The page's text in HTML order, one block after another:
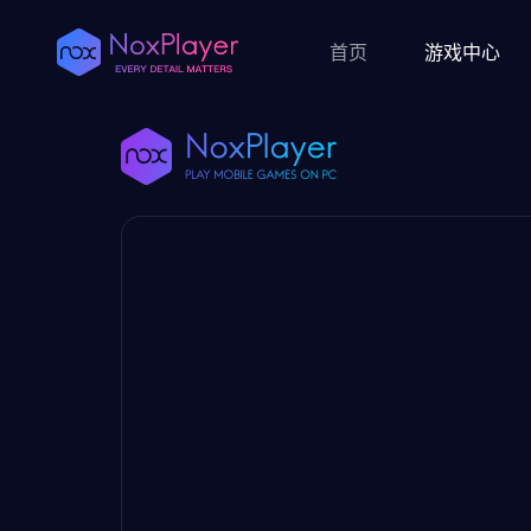
首页 游戏中心